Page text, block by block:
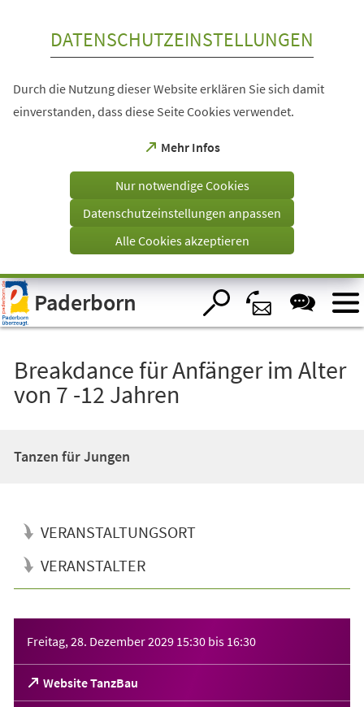
Visuelle
Assistenzsoftware
öffnen.
DATENSCHUTZEINSTELLUNGEN
Durch die Nutzung dieser Website erklären Sie sich damit
einverstanden, dass diese Seite Cookies verwendet.
Mehr Infos
(Öffnet
einem
Tab)
Nur notwendige Cookies
Datenschutzeinstellungen anpassen
Alle Cookies akzeptieren
Paderborn
Breakdance für Anfänger im Alter
von 7 -12 Jahren
Tanzen für Jungen
VERANSTALTUNGSORT
VERANSTALTER
Freitag, 28. Dezember 2029 15:30 bis 16:30
Website TanzBau
(Öffnet
in